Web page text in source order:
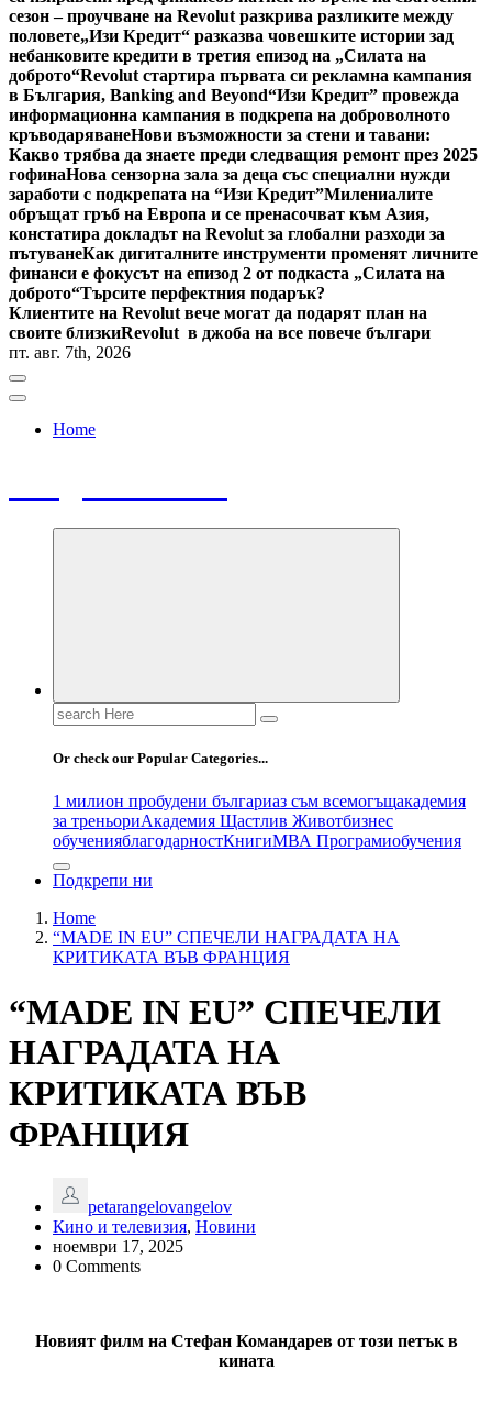
сезон – проучване на Revolut разкрива разликите между
половете„Изи Кредит“ разказва човешките истории зад
небанковите кредити в третия епизод на „Силата на
доброто“Revolut стартира първата си рекламна кампания
в България, Banking and Beyond“Изи Кредит” провежда
информационна кампания в подкрепа на доброволното
кръводаряванеНови възможности за стени и тавани:
Какво трябва да знаете преди следващия ремонт през 2025
гофинаНова сензорна зала за деца със специални нужди
заработи с подкрепата на “Изи Кредит”Милениалите
обръщат гръб на Европа и се пренасочват към Азия,
констатира докладът на Revolut за глобални разходи за
пътуванеКак дигиталните инструменти променят личните
финанси е фокусът на епизод 2 от подкаста „Силата на
доброто“Търсите перфектния подарък?
Клиентите на Revolut вече могат да подарят план на
своите близкиRevolut в джоба на все повече българи
пт. авг. 7th, 2026
Home
Search
for:
Or check our Popular Categories...
1 милион пробудени българиаз съм всемогъщакадемия
за треньориАкадемия Щастлив Животбизнес
обученияблагодарностКнигиМВА Програмиобучения
Подкрепи ни
Home
“MADE IN EU” СПЕЧЕЛИ НАГРАДАТА НА
КРИТИКАТА ВЪВ ФРАНЦИЯ
“MADE IN EU” СПЕЧЕЛИ
НАГРАДАТА НА
КРИТИКАТА ВЪВ
ФРАНЦИЯ
petarangelovangelov
Кино и телевизия, Новини
ноември 17, 2025
0 Comments
Новият филм на Стефан Командарев от този петък в
кината